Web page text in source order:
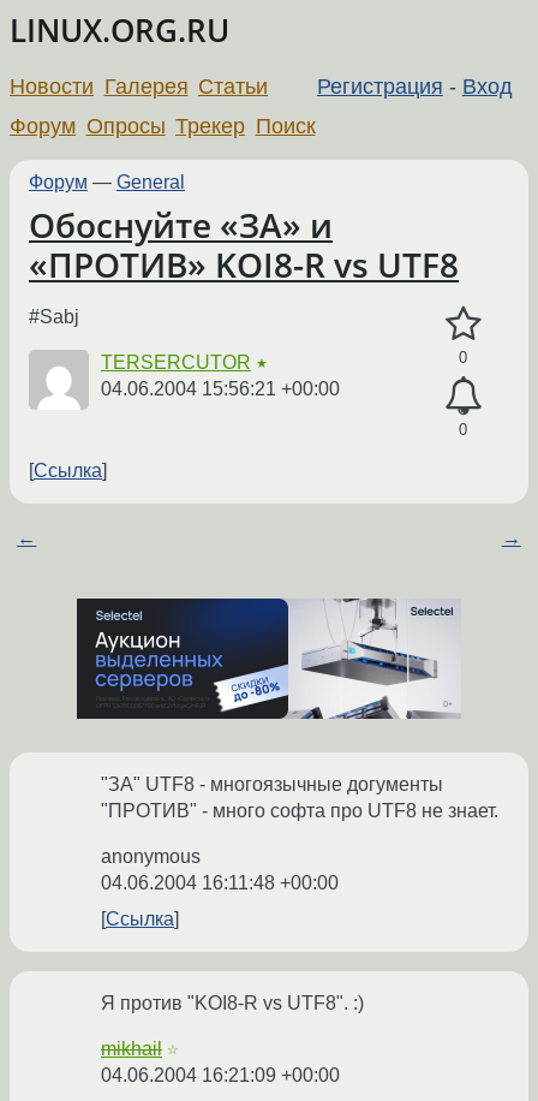
LINUX.ORG.RU
Регистрация - Вход
Новости Галерея Статьи
Форум Опросы Трекер Поиск
Форум — General
Обоснуйте «ЗА» и
«ПРОТИВ» KOI8-R vs UTF8
0
0
#Sabj
TERSERCUTOR ★
04.06.2004 15:56:21 +00:00
Ссылка
← →
"ЗА" UTF8 - многоязычные догументы
"ПРОТИВ" - много софта про UTF8 не знает.
anonymous
04.06.2004 16:11:48 +00:00
Ссылка
Я против "KOI8-R vs UTF8". :)
mikhail ☆
04.06.2004 16:21:09 +00:00